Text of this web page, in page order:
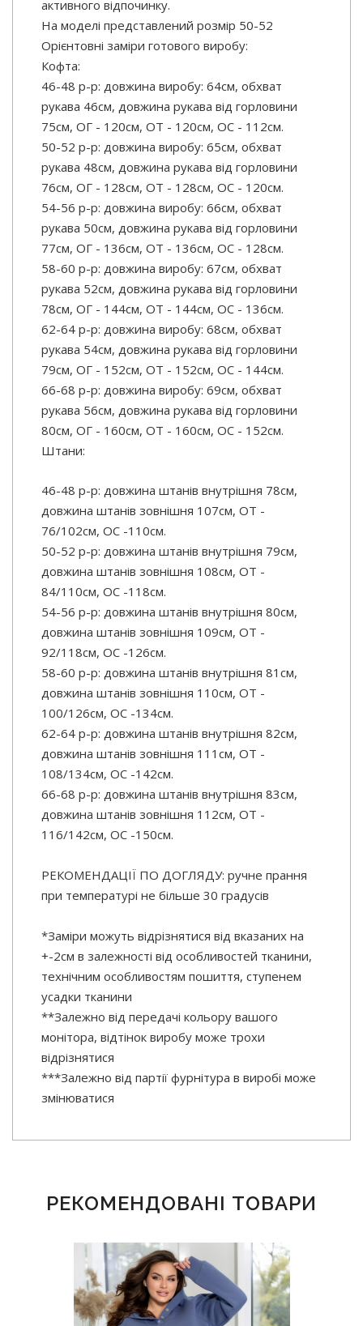
активного відпочинку.
На моделі представлений розмір 50-52
Орієнтовні заміри готового виробу:
Кофта:
46-48 р-р: довжина виробу: 64см, обхват
рукава 46см, довжина рукава від горловини
75см, ОГ - 120см, ОТ - 120см, OC - 112см.
50-52 р-р: довжина виробу: 65см, обхват
рукава 48см, довжина рукава від горловини
76см, ОГ - 128см, ОТ - 128см, OC - 120см.
54-56 р-р: довжина виробу: 66см, обхват
рукава 50см, довжина рукава від горловини
77см, ОГ - 136см, ОТ - 136см, OC - 128см.
58-60 р-р: довжина виробу: 67см, обхват
рукава 52см, довжина рукава від горловини
78см, ОГ - 144см, ОТ - 144см, OC - 136см.
62-64 р-р: довжина виробу: 68см, обхват
рукава 54см, довжина рукава від горловини
79см, ОГ - 152см, ОТ - 152см, OC - 144см.
66-68 р-р: довжина виробу: 69см, обхват
рукава 56см, довжина рукава від горловини
80см, ОГ - 160см, ОТ - 160см, OC - 152см.
Штани:
46-48 р-р: довжина штанів внутрішня 78см,
довжина штанів зовнішня 107см, ОТ -
76/102см, OC -110см.
50-52 р-р: довжина штанів внутрішня 79см,
довжина штанів зовнішня 108см, ОТ -
84/110см, OC -118см.
54-56 р-р: довжина штанів внутрішня 80см,
довжина штанів зовнішня 109см, ОТ -
92/118см, OC -126см.
58-60 р-р: довжина штанів внутрішня 81см,
довжина штанів зовнішня 110см, ОТ -
100/126см, OC -134см.
62-64 р-р: довжина штанів внутрішня 82см,
довжина штанів зовнішня 111см, ОТ -
108/134см, OC -142см.
66-68 р-р: довжина штанів внутрішня 83см,
довжина штанів зовнішня 112см, ОТ -
116/142см, OC -150см.
РЕКОМЕНДАЦІЇ ПО ДОГЛЯДУ: ручне прання
при температурі не більше 30 градусів
*Заміри можуть відрізнятися від вказаних на
+-2см в залежності від особливостей тканини,
технічним особливостям пошиття, ступенем
усадки тканини
**Залежно від передачі кольору вашого
монітора, відтінок виробу може трохи
відрізнятися
***Залежно від партії фурнітура в виробі може
змінюватися
РЕКОМЕНДОВАНІ ТОВАРИ